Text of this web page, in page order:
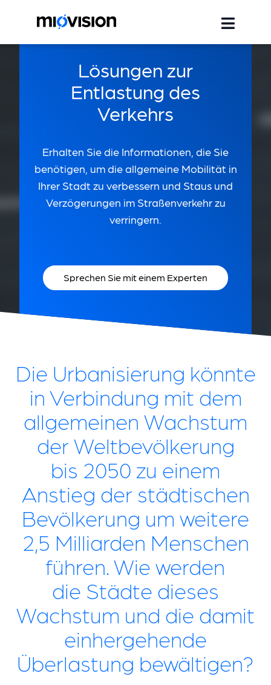
Lösungen zur
Entlastung des
Verkehrs
Erhalten Sie die Informationen, die Sie
benötigen, um die allgemeine Mobilität in
Ihrer Stadt zu verbessern und Staus und
Verzögerungen im Straßenverkehr zu
verringern.
Sprechen Sie mit einem Experten
Die Urbanisierung könnte
in Verbindung mit dem
allgemeinen Wachstum
der Weltbevölkerung
bis 2050 zu einem
Anstieg der städtischen
Bevölkerung um weitere
2,5 Milliarden Menschen
führen. Wie werden
die Städte dieses
Wachstum und die damit
einhergehende
Überlastung bewältigen?